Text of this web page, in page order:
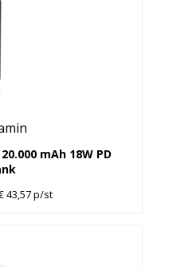
mAh 18W PD
43,57 p/st